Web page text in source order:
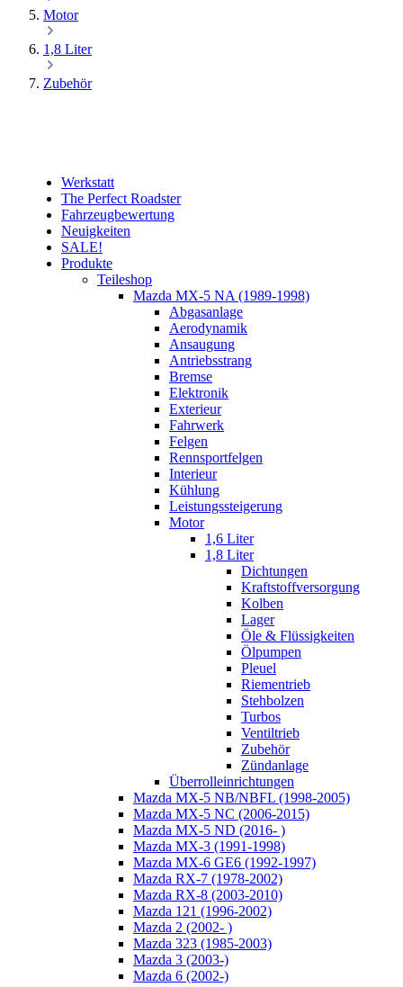
Motor
1,8 Liter
Zubehör
Werkstatt
The Perfect Roadster
Fahrzeugbewertung
Neuigkeiten
SALE!
Produkte
Teileshop
Mazda MX-5 NA (1989-1998)
Abgasanlage
Aerodynamik
Ansaugung
Antriebsstrang
Bremse
Elektronik
Exterieur
Fahrwerk
Felgen
Rennsportfelgen
Interieur
Kühlung
Leistungssteigerung
Motor
1,6 Liter
1,8 Liter
Dichtungen
Kraftstoffversorgung
Kolben
Lager
Öle & Flüssigkeiten
Ölpumpen
Pleuel
Riementrieb
Stehbolzen
Turbos
Ventiltrieb
Zubehör
Zündanlage
Überrolleinrichtungen
Mazda MX-5 NB/NBFL (1998-2005)
Mazda MX-5 NC (2006-2015)
Mazda MX-5 ND (2016- )
Mazda MX-3 (1991-1998)
Mazda MX-6 GE6 (1992-1997)
Mazda RX-7 (1978-2002)
Mazda RX-8 (2003-2010)
Mazda 121 (1996-2002)
Mazda 2 (2002- )
Mazda 323 (1985-2003)
Mazda 3 (2003-)
Mazda 6 (2002-)